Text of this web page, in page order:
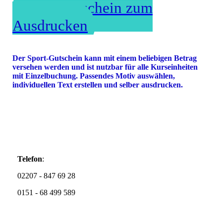
Sport-Gutschein zum
Ausdrucken
Der Sport-Gutschein kann mit einem beliebigen Betrag
versehen werden und ist nutzbar für alle Kurseinheiten
mit Einzelbuchung. Passendes Motiv auswählen,
individuellen Text erstellen und selber ausdrucken.
Telefon:
02207 - 847 69 28
0151 - 68 499 589